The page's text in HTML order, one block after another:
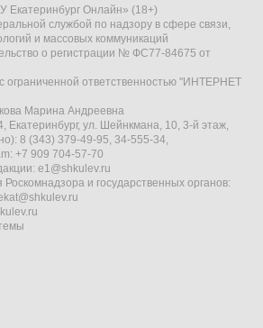
Екатеринбург Онлайн» (18+)
службой по надзору в сфере связи,
и массовых коммуникаций
о регистрации № ФС77-84675 от
ограниченной ответственностью "ИНТЕРНЕТ
Марина Андреевна
Екатеринбург, ул. Шейнкмана, 10, 3-й этаж,
8 (343) 379-49-95, 34-555-34,
+7 909 704-57-70
e1@shkulev.ru
и государственных органов: